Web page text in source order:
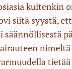
kuitenkin
siitä syystä,
säännöllisestä